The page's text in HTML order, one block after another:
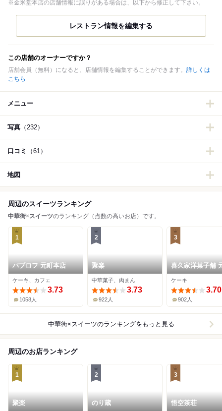
※金米堂本店の店舗情報に誤りがある場合は、以下から修正して下さい。
この店舗のオーナーですか？
店舗会員（無料）になると、店舗情報を編集することができます。 詳しくは
こちら
メニュー
写真 （232）
口コミ （61）
地図
周辺のスイーツランキング
中華街×スイーツのランキング（点数の高いお店）です。
1
パブロフ 元町本店
ケーキ、カフェ
3.73
1058人
2
聚楽
中華菓子、肉まん
3.73
922人
3
喜久家洋菓子舗
本店
ケーキ
3.70
902人
中華街×スイーツのランキングをもっと見る
周辺のお店ランキング
1
聚楽
2
のり蔵
3
悟空茶荘